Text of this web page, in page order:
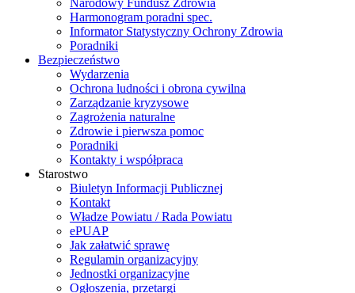
Harmonogram poradni spec.
Informator Statystyczny Ochrony Zdrowia
Poradniki
Bezpieczeństwo
Wydarzenia
Ochrona ludności i obrona cywilna
Zarządzanie kryzysowe
Zagrożenia naturalne
Zdrowie i pierwsza pomoc
Poradniki
Kontakty i współpraca
Starostwo
Biuletyn Informacji Publicznej
Kontakt
Władze Powiatu / Rada Powiatu
ePUAP
Jak załatwić sprawę
Regulamin organizacyjny
Jednostki organizacyjne
Ogłoszenia, przetargi